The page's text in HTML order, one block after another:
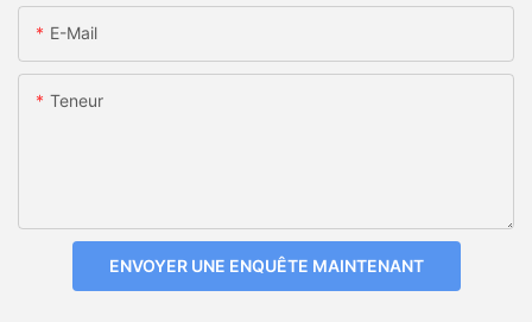
E-Mail
Teneur
ENVOYER UNE ENQUÊTE MAINTENANT